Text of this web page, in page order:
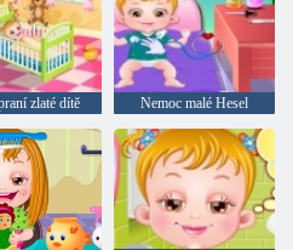
zlaté dítě Nemoc malé Hesel